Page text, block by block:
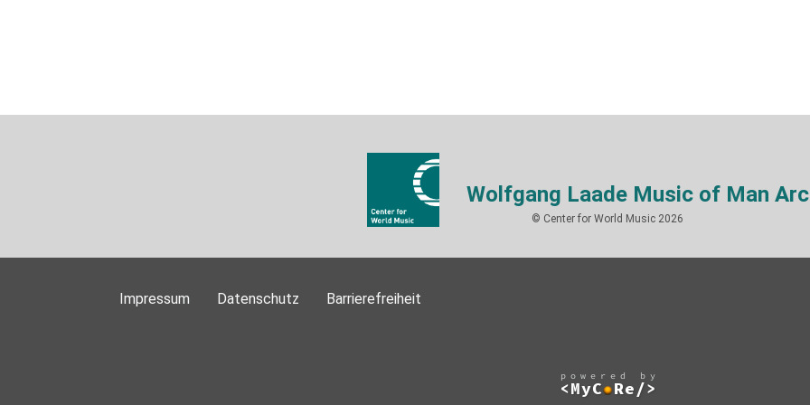
Wolfgang Laade Music of Man
© Center for World Music 2026
Impressum Datenschutz Barrierefreiheit